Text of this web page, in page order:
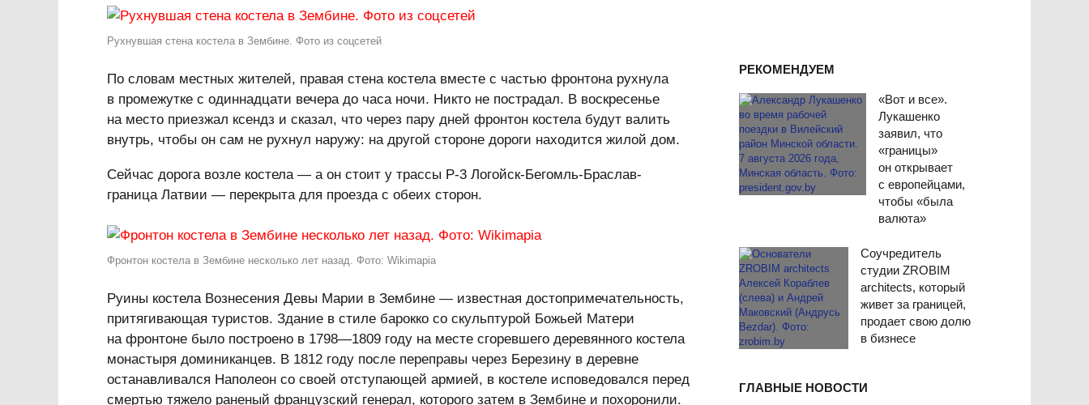
РЕКОМЕНДУЕМ
«Вот и все».
Лукашенко
заявил, что
«границы»
он открывает
с европейцами,
чтобы «была
валюта»
Соучредитель
студии ZROBIM
architects, который
живет за границей,
продает свою долю
в бизнесе
ГЛАВНЫЕ НОВОСТИ
Рухнувшая стена костела в Зембине. Фото из соцсетей
По словам местных жителей, правая стена костела вместе с частью фронтона рухнула
в промежутке с одиннадцати вечера до часа ночи. Никто не пострадал. В воскресенье
на место приезжал ксендз и сказал, что через пару дней фронтон костела будут валить
внутрь, чтобы он сам не рухнул наружу: на другой стороне дороги находится жилой дом.
Сейчас дорога возле костела — а он стоит у трассы Р-3 Логойск-Бегомль-Браслав-
граница Латвии — перекрыта для проезда с обеих сторон.
Фронтон костела в Зембине несколько лет назад. Фото: Wikimapia
Руины костела Вознесения Девы Марии в Зембине — известная достопримечательность,
притягивающая туристов. Здание в стиле барокко со скульптурой Божьей Матери
на фронтоне было построено в 1798—1809 году на месте сгоревшего деревянного костела
монастыря доминиканцев. В 1812 году после переправы через Березину в деревне
останавливался Наполеон со своей отступающей армией, в костеле исповедовался перед
смертью тяжело раненый французский генерал, которого затем в Зембине и похоронили.